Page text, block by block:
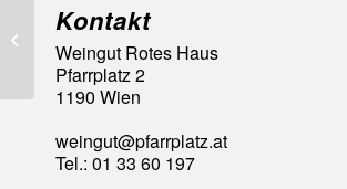
Kontakt
Weingut Rotes Haus
Pfarrplatz 2
1190 Wien
weingut@pfarrplatz.at
Tel.: 01 33 60 197